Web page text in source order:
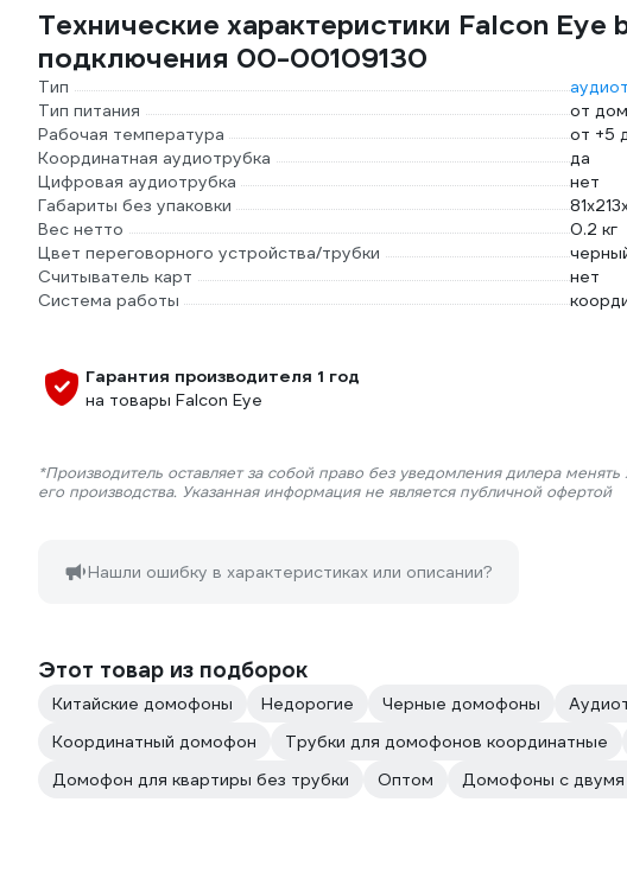
Технические характеристики Falcon
подключения 00-00109130
Тип
Тип питания
от
Рабочая температура
от +5
Координатная аудиотрубка
да
Цифровая аудиотрубка
нет
Габариты без упаковки
Вес нетто
0.2 кг
Цвет переговорного устройства/трубки
Считыватель карт
нет
Система работы
Гарантия производителя 1 год
на товары Falcon Eye
*Производитель оставляет за собой право без уведомления дилера
его производства. Указанная информация не является публичной офертой
Нашли ошибку в характеристиках или описании?
Этот товар из подборок
Китайские домофоны Недорогие Черные домофоны
Координатный домофон
Трубки для домофонов координатные
Домофон для квартиры без трубки
Оптом Домофоны с двумя